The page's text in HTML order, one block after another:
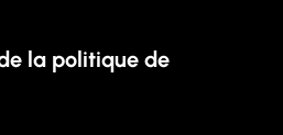
la politique de